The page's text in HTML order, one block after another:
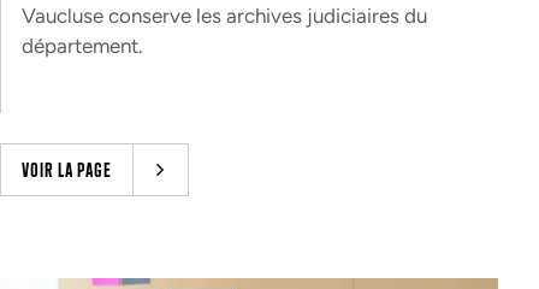
Vaucluse conserve les archives judiciaires du
département.
VOIR LA PAGE